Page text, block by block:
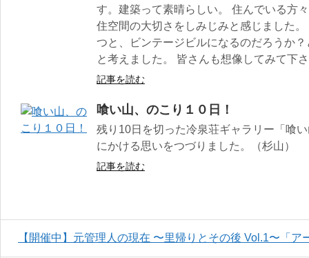
す。建築って素晴らしい。 住んでいる方
住空間の大切さをしみじみと感じました
つと、ビンテージビルになるのだろうか
と考えました。 皆さんも想像してみて下
記事を読む
喰い山、のこり１０日！
残り10日を切った冷泉荘ギャラリー「喰
にかける思いをつづりました。（杉山）
記事を読む
【開催中】元管理人の現在 〜里帰りとその後 Vol.1〜「ア